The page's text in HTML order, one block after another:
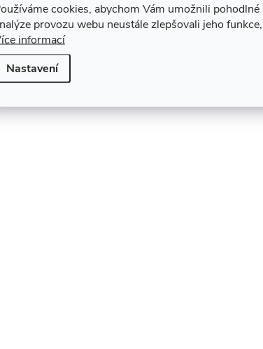
cookies, abychom Vám umožnili
provozu webu neustále zlepšovali jeho
informací
Nastavení